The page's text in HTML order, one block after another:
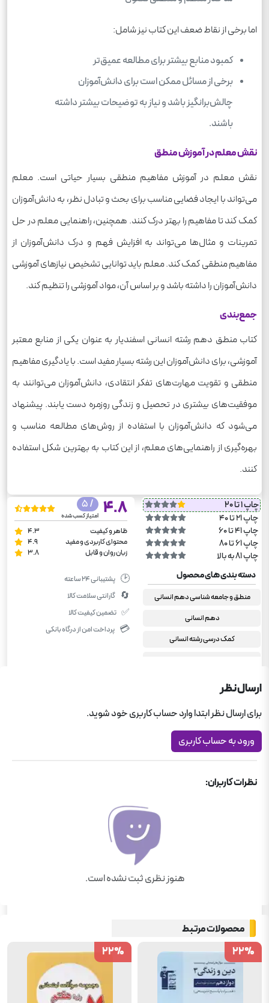
اما برخی از نقاط ضعف این کتاب نیز شامل:
کمبود منابع بیشتر برای مطالعه عمیق‌تر
برخی از مسائل ممکن است برای دانش‌آموزان
چالش‌برانگیز باشد و نیاز به توضیحات بیشتر داشته
باشند.
نقش معلم در آموزش منطق
نقش معلم در آموزش مفاهیم منطقی بسیار حیاتی است. معلم
می‌تواند با ایجاد فضایی مناسب برای بحث و تبادل نظر، به دانش‌آموزان
کمک کند تا مفاهیم را بهتر درک کنند. همچنین، راهنمایی معلم در حل
تمرینات و مثال‌ها می‌تواند به افزایش فهم و درک دانش‌آموزان از
مفاهیم منطقی کمک کند. معلم باید توانایی تشخیص نیازهای آموزشی
دانش‌آموزان را داشته باشد و بر اساس آن، مواد آموزشی را تنظیم کند.
جمع‌بندی
کتاب منطق دهم رشته انسانی اسفندیار به عنوان یکی از منابع معتبر
آموزشی، برای دانش‌آموزان این رشته بسیار مفید است. با یادگیری مفاهیم
منطقی و تقویت مهارت‌های تفکر انتقادی، دانش‌آموزان می‌توانند به
موفقیت‌های بیشتری در تحصیل و زندگی روزمره دست یابند. پیشنهاد
می‌شود که دانش‌آموزان با استفاده از روش‌های مطالعه مناسب و
بهره‌گیری از راهنمایی‌های معلم، از این کتاب به بهترین شکل استفاده
کنند.
چاپ 1 تا 20
چاپ 21 تا 40
چاپ 41 تا 60
چاپ 61 تا 80
چاپ 81 به بالا
4.8
/ 5
امتیاز کسب شده
ظاهر و کیفیت
4.3
محتوای کاربردی و مفید
4.9
زبان روان و قابل
3.8
دسته بندی های محصول
منطق و جامعه شناسی دهم انسانی
دهم انسانی
کمک درسی رشته انسانی
مجموعه سوال‌های امتحانی
🕑 پشتیبانی ۲۴ ساعته
🔄 گارانتی سلامت کالا
✅ تضمین کیفیت کالا
💳 پرداخت امن از درگاه بانکی
ارسال نظر
برای ارسال نظر ابتدا وارد حساب کاربری خود شوید.
ورود به حساب کاربری
نظرات کاربران:
هنوز نظری ثبت نشده است.
محصولات مرتبط
22%
22%
22%
22%